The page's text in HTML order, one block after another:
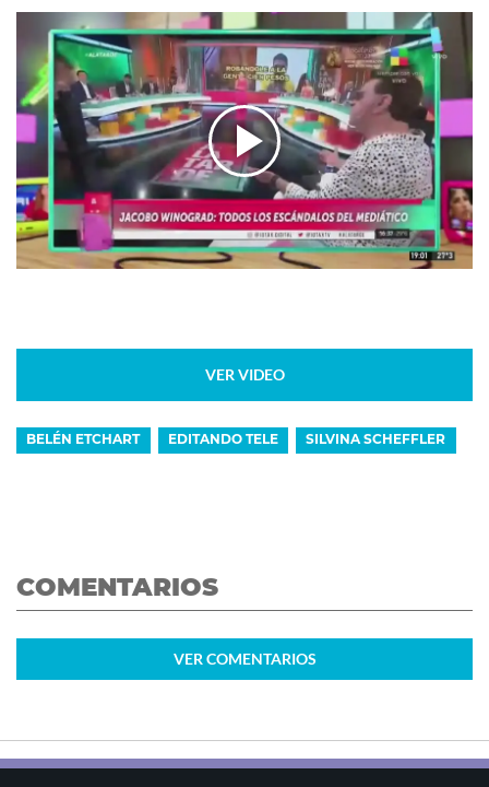
VER VIDEO
BELÉN ETCHART EDITANDO TELE SILVINA SCHEFFLER
COMENTARIOS
VER COMENTARIOS